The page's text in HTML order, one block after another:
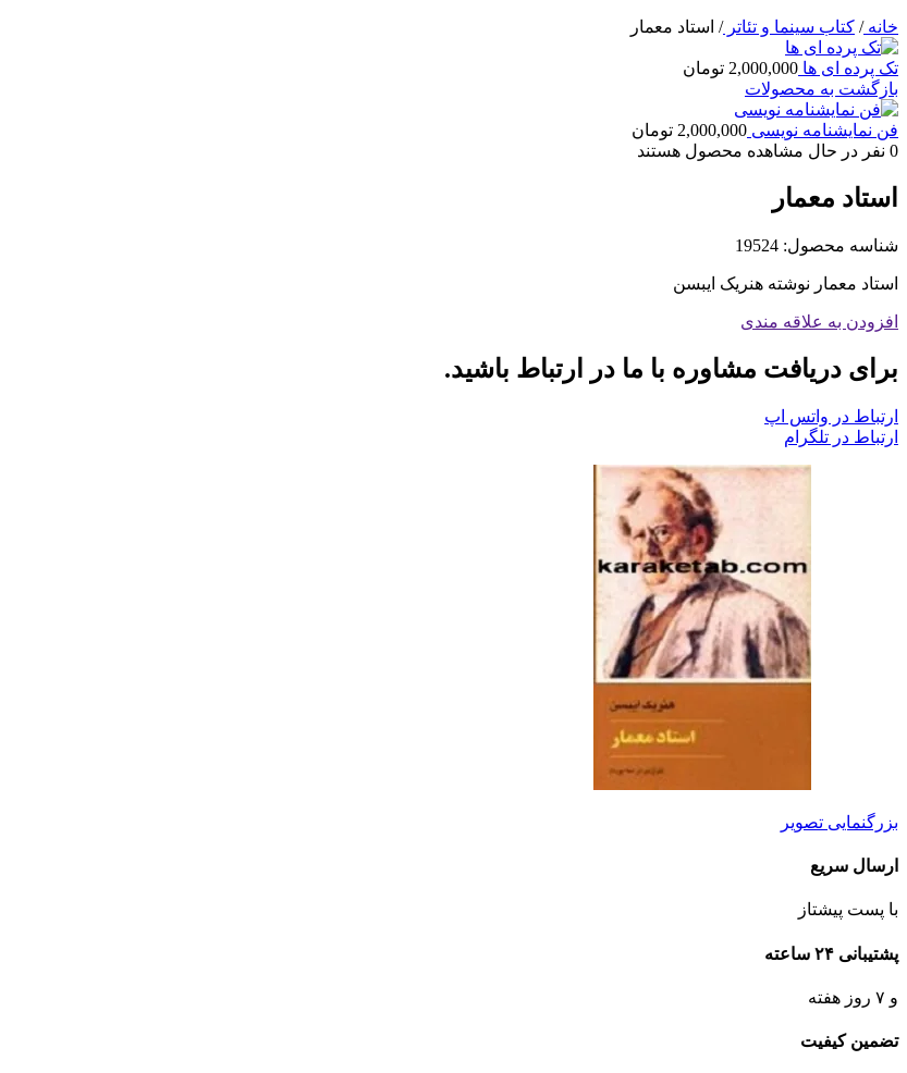
خانه/ کتاب سینما و تئاتر/ استاد معمار
تک پرده ای ها 2,000,000 تومان
بازگشت به محصولات
فن نمایشنامه نویسی 2,000,000 تومان
0 نفر در حال مشاهده محصول هستند
استاد معمار
شناسه محصول: 19524
استاد معمار نوشته هنریک ایبسن
افزودن به علاقه مندی
برای دریافت مشاوره با ما در ارتباط باشید.
ارتباط در واتس اپ
ارتباط در تلگرام
بزرگنمایی تصویر
ارسال سریع
با پست پیشتاز
پشتیبانی ۲۴ ساعته
و ۷ روز هفته
تضمین کیفیت